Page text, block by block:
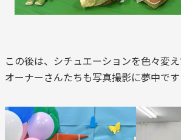
この後は、シチュエーションを色々変え
オーナーさんたちも写真撮影に夢中です